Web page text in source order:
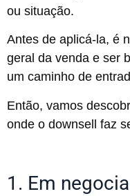
ou situação.
Antes de aplicá-la, é
geral da venda e ser
um caminho de
Então, vamos
onde o downsell faz
1. Em